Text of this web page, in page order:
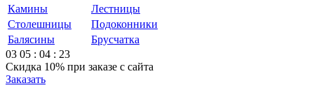
Камины
Лестницы
Столешницы
Подоконники
Балясины
Брусчатка
03 05 : 04 : 23
Скидка 10% при заказе с сайта
Заказать